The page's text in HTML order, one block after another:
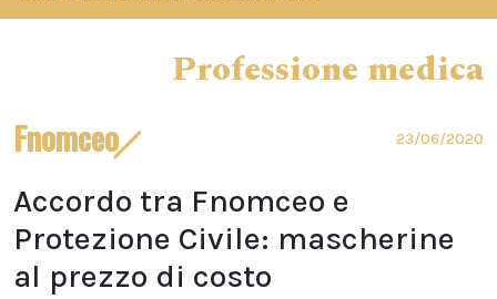
Professione medica
Fnomceo 23/06/2020
Accordo tra Fnomceo e
Protezione Civile: mascherine
al prezzo di costo